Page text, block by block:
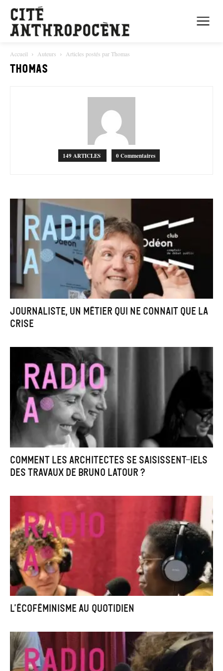
Accueil Auteurs Articles postés par Thomas
Thomas
149 ARTICLES 0 Commentaires
Journaliste, un métier qui ne connait que la
crise
Comment les architectes se saisissent-iels
des travaux de Bruno Latour ?
L’écoféminisme au quotidien